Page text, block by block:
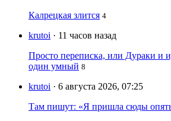
Калрецкая злится 4
krutoi · 11 часов назад
Просто переписка, или Дураки и
один умный 8
krutoi · 6 августа 2026, 07:25
Там пишут: «Я пришла сюды